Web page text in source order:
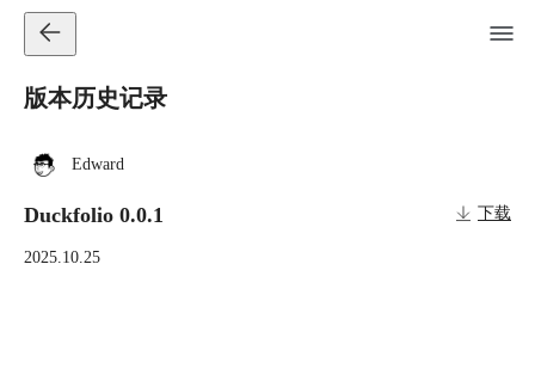
版本历史记录
Edward
Duckfolio 0.0.1 下载
2025.10.25